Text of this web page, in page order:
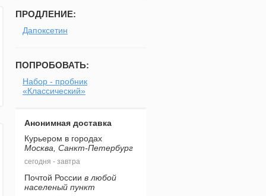
ПРОДЛЕНИЕ:
Дапоксетин
ПОПРОБОВАТЬ:
Набор - пробник
«Классический»
Анонимная доставка
Курьером в городах
Москва, Санкт-Петербург
сегодня - завтра
Почтой России в любой
населеный пункт